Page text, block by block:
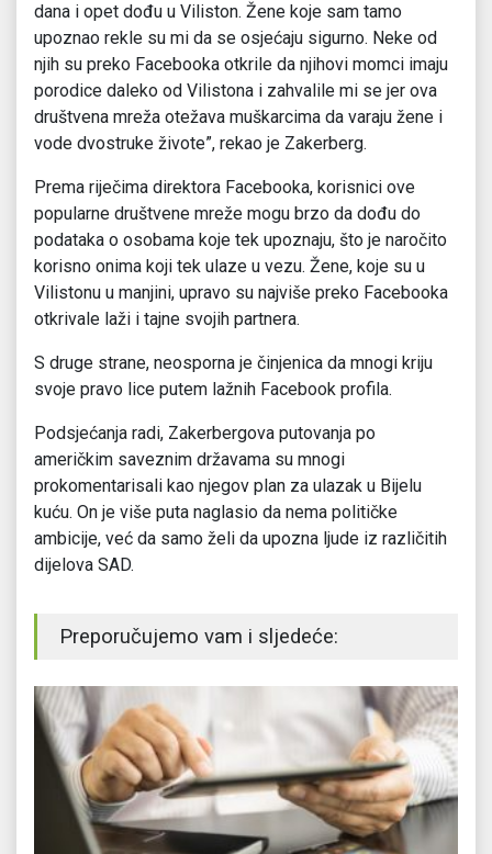
dana i opet dođu u Viliston. Žene koje sam tamo
upoznao rekle su mi da se osjećaju sigurno. Neke od
njih su preko Facebooka otkrile da njihovi momci imaju
porodice daleko od Vilistona i zahvalile mi se jer ova
društvena mreža otežava muškarcima da varaju žene i
vode dvostruke živote”, rekao je Zakerberg.
Prema riječima direktora Facebooka, korisnici ove
popularne društvene mreže mogu brzo da dođu do
podataka o osobama koje tek upoznaju, što je naročito
korisno onima koji tek ulaze u vezu. Žene, koje su u
Vilistonu u manjini, upravo su najviše preko Facebooka
otkrivale laži i tajne svojih partnera.
S druge strane, neosporna je činjenica da mnogi kriju
svoje pravo lice putem lažnih Facebook profila.
Podsjećanja radi, Zakerbergova putovanja po
američkim saveznim državama su mnogi
prokomentarisali kao njegov plan za ulazak u Bijelu
kuću. On je više puta naglasio da nema političke
ambicije, već da samo želi da upozna ljude iz različitih
dijelova SAD.
Preporučujemo vam i sljedeće: